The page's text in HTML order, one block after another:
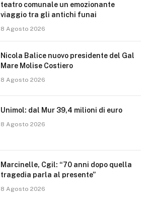
teatro comunale un emozionante
viaggio tra gli antichi funai
8 Agosto 2026
Nicola Balice nuovo presidente del Gal
Mare Molise Costiero
8 Agosto 2026
Unimol: dal Mur 39,4 milioni di euro
8 Agosto 2026
Marcinelle, Cgil: “70 anni dopo quella
tragedia parla al presente”
8 Agosto 2026